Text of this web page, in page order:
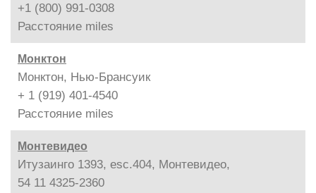
+1 (800) 991-0308
Расстояние miles
Монктон
Монктон, Нью-Брансуик
+ 1 (919) 401-4540
Расстояние miles
Монтевидео
Итузаинго 1393, esc.404, Монтевидео,
54 11 4325-2360